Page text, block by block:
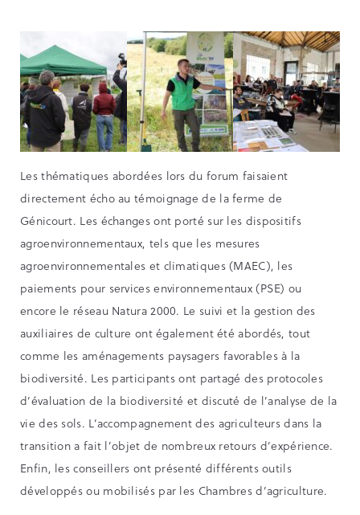
Les thématiques abordées lors du forum faisaient
directement écho au témoignage de la ferme de
Génicourt. Les échanges ont porté sur les dispositifs
agroenvironnementaux, tels que les mesures
agroenvironnementales et climatiques (MAEC), les
paiements pour services environnementaux (PSE) ou
encore le réseau Natura 2000. Le suivi et la gestion des
auxiliaires de culture ont également été abordés, tout
comme les aménagements paysagers favorables à la
biodiversité. Les participants ont partagé des protocoles
d’évaluation de la biodiversité et discuté de l’analyse de la
vie des sols. L’accompagnement des agriculteurs dans la
transition a fait l’objet de nombreux retours d’expérience.
Enfin, les conseillers ont présenté différents outils
développés ou mobilisés par les Chambres d’agriculture.